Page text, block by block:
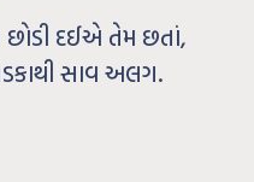
છોડી દઈએ તેમ છતાં,
સાવ અલગ.